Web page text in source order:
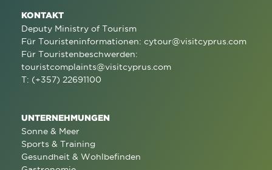
KONTAKT
Deputy Ministry of Tourism
Für Touristeninformationen: cytour@visitcyprus.com
Für Touristenbeschwerden:
touristcomplaints@visitcyprus.com
T: (+357) 22691100
UNTERNEHMUNGEN
Sonne & Meer
Sports & Training
Gesundheit & Wohlbefinden